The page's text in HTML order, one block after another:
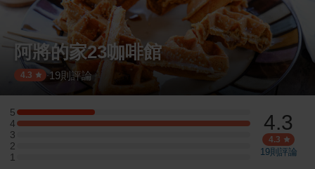
阿將的家23咖啡館
4.3 ·19則評論
5
5 星：2 則評論
4
4 星：6 則評論
3
3 星：0 則評論
2
2 星：0 則評論
1
1 星：0 則評論
4.3
4.3
19則評論